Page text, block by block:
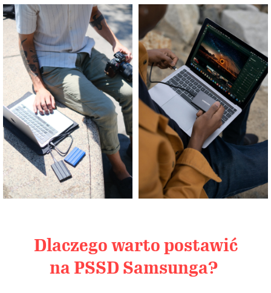
Dlaczego warto postawić
na PSSD Samsunga?